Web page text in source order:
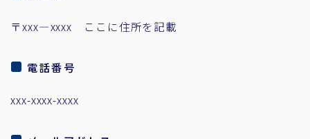
〒xxx―xxxx ここに住所を記載
電話番号
xxx-xxxx-xxxx